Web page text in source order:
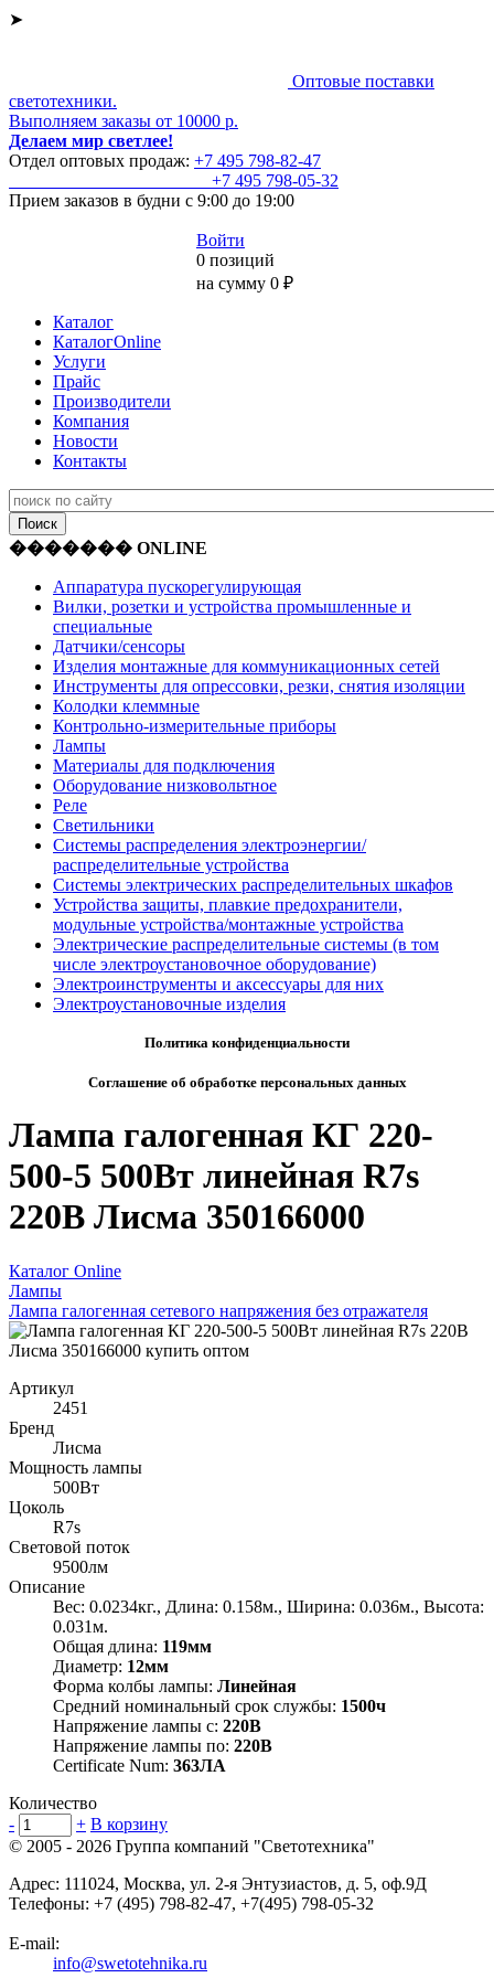
➤
Оптовые поставки
светотехники.
Выполняем заказы от 10000 р.
Делаем мир светлее!
Отдел оптовых продаж: +7 495 798-82-47
+7 495 798-05-32
Прием заказов в будни с 9:00 до 19:00
Войти
0 позиций
на сумму 0 ₽
Каталог
КаталогOnline
Услуги
Прайс
Производители
Компания
Новости
Контакты
������� ONLINE
Аппаратура пускорегулирующая
Вилки, розетки и устройства промышленные и
специальные
Датчики/сенсоры
Изделия монтажные для коммуникационных сетей
Инструменты для опрессовки, резки, снятия изоляции
Колодки клеммные
Контрольно-измерительные приборы
Лампы
Материалы для подключения
Оборудование низковольтное
Реле
Светильники
Системы распределения электроэнергии/
распределительные устройства
Системы электрических распределительных шкафов
Устройства защиты, плавкие предохранители,
модульные устройства/монтажные устройства
Электрические распределительные системы (в том
числе электроустановочное оборудование)
Электроинструменты и аксессуары для них
Электроустановочные изделия
Политика конфиденциальности
Соглашение об обработке персональных данных
Лампа галогенная КГ 220-
500-5 500Вт линейная R7s
220В Лисма 350166000
Каталог Online
Лампы
Лампа галогенная сетевого напряжения без отражателя
Артикул
2451
Бренд
Лисма
Мощность лампы
500Вт
Цоколь
R7s
Световой поток
9500лм
Описание
Вес: 0.0234кг., Длина: 0.158м., Ширина: 0.036м., Высота:
0.031м.
Общая длина: 119мм
Диаметр: 12мм
Форма колбы лампы: Линейная
Средний номинальный срок службы: 1500ч
Напряжение лампы с: 220В
Напряжение лампы по: 220В
Certificate Num: 363ЛА
Количество
-
+ В корзину
© 2005 - 2026 Группа компаний "Светотехника"
Адрес: 111024, Москва, ул. 2-я Энтузиастов, д. 5, оф.9Д
Телефоны: +7 (495) 798-82-47, +7(495) 798-05-32
E-mail:
info@swetotehnika.ru